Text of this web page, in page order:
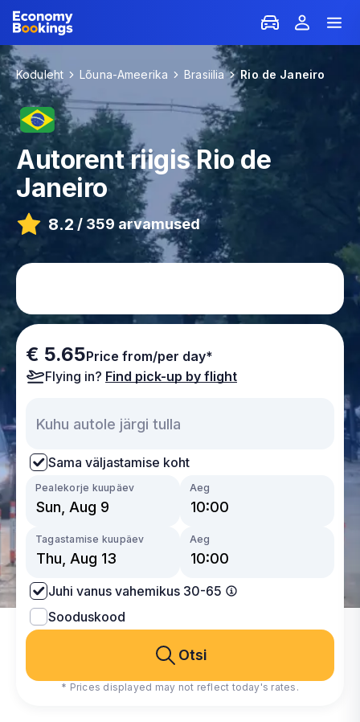
Koduleht Lõuna-Ameerika Brasiilia Rio de Janeiro
Autorent riigisRio de
Janeiro
8.2 / 359 arvamused
€ 5.65Price from/per day*
Flying in? Find pick-up by flight
Sama väljastamise koht
Pealekorje kuupäev Aeg
Tagastamise kuupäev Aeg
Juhi vanus vahemikus 30-65
Sooduskood
Otsi
* Prices displayed may not reflect today's rates.